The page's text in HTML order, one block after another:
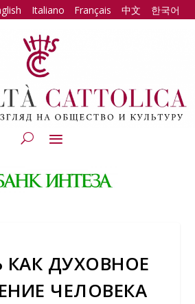
Italiano Français 中文 한국어
ДУХОВНОЕ
ЧЕЛОВЕКА